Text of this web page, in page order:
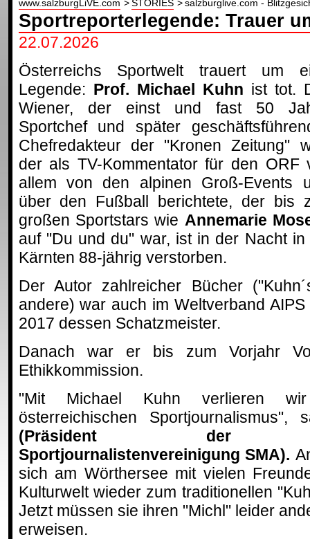
www.salzburgLiVE.com STORIES salzburglive.com -
Sportreporterlegende: Trauer
22.07.2026
Österreichs Sportwelt trauert um
Legende: Prof. Michael Kuhn ist tot.
Wiener, der einst und fast 50
Sportchef und später
Chefredakteur der "Kronen Zeitung"
der als TV-Kommentator für den ORF
allem von den alpinen Groß-Events
über den Fußball berichtete, der bis
großen Sportstars wie Annemarie
auf "Du und du" war, ist in der Nacht
Kärnten 88-jährig verstorben.
Der Autor zahlreicher Bücher
andere) war auch im Weltverband
2017 dessen Schatzmeister.
Danach war er bis zum Vorjahr
Ethikkommission.
"Mit Michael Kuhn verlieren
österreichischen Sportjournalismus",
(Präsident der
Sportjournalistenvereinigung SMA).
sich am Wörthersee mit vielen
Kulturwelt wieder zum traditionellen
Jetzt müssen sie ihren "Michl" leider
erweisen.